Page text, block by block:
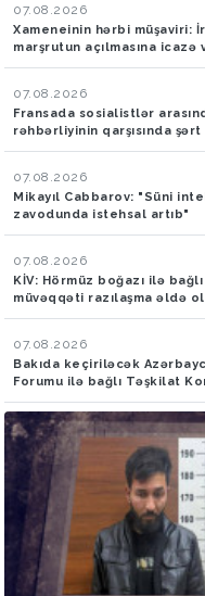
07.08.2026
Xameneinin hərbi müşaviri:
marşrutun açılmasına icazə
07.08.2026
Fransada sosialistlər
rəhbərliyinin qarşısında
07.08.2026
Mikayıl Cabbarov: "Süni
zavodunda istehsal artıb"
07.08.2026
KİV: Hörmüz boğazı ilə
müvəqqəti razılaşma əldə
07.08.2026
Bakıda keçiriləcək
Forumu ilə bağlı Təşkilat